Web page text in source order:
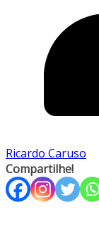
Ricardo Caruso
Compartilhe!